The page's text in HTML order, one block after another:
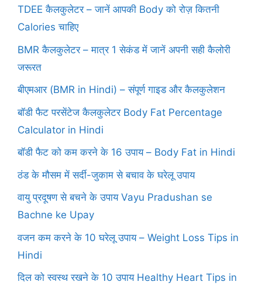
TDEE कैलकुलेटर – जानें आपकी Body को रोज़ कितनी
Calories चाहिए
BMR कैलकुलेटर – मात्र 1 सेकंड में जानें अपनी सही कैलोरी
जरूरत
बीएमआर (BMR in Hindi) – संपूर्ण गाइड और कैलकुलेशन
बॉडी फैट परसेंटेज कैलकुलेटर Body Fat Percentage
Calculator in Hindi
बॉडी फैट को कम करने के 16 उपाय – Body Fat in Hindi
ठंड के मौसम में सर्दी-जुकाम से बचाव के घरेलू उपाय
वायु प्रदूषण से बचने के उपाय Vayu Pradushan se
Bachne ke Upay
वजन कम करने के 10 घरेलू उपाय – Weight Loss Tips in
Hindi
दिल को स्वस्थ रखने के 10 उपाय Healthy Heart Tips in